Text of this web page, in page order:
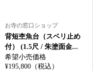
お寺の窓口ショップ
背短杢魚台（スベリ止め
付） (1.5尺 / 朱塗面金...
希望小売価格
¥195,800（税込）